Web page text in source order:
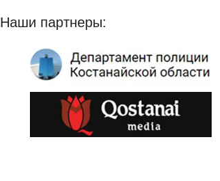
Наши партнеры: